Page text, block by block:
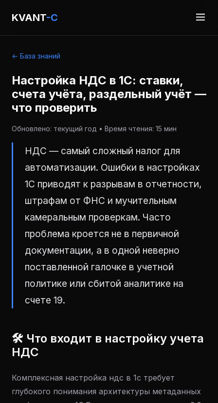
KVANT-C
← База знаний
Настройка НДС в 1С: ставки,
счета учёта, раздельный учёт —
что проверить
Обновлено: текущий год • Время чтения: 15 мин
НДС — самый сложный налог для
автоматизации. Ошибки в настройках
1С приводят к разрывам в отчетности,
штрафам от ФНС и мучительным
камеральным проверкам. Часто
проблема кроется не в первичной
документации, а в одной неверно
поставленной галочке в учетной
политике или сбитой аналитике на
счете 19.
🛠 Что входит в настройку учета
НДС
Комплексная настройка ндс в 1с требует
глубокого понимания архитектуры метаданных